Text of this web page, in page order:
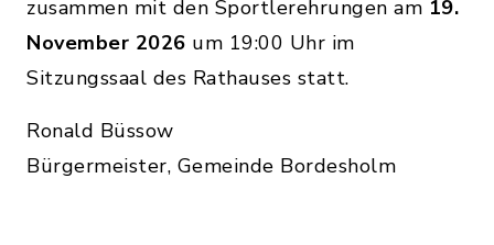
zusammen mit den Sportlerehrungen am 19.
November 2026 um 19:00 Uhr im
Sitzungssaal des Rathauses statt.
Ronald Büssow
Bürgermeister, Gemeinde Bordesholm